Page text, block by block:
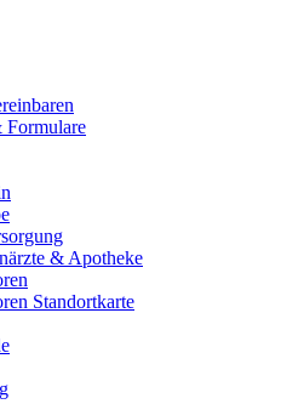
Formulare
& Apotheke
Standortkarte